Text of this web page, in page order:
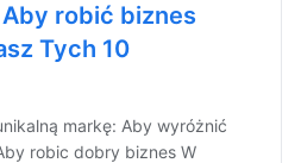
robić biznes
Tych 10
markę: Aby wyróżnić
robic dobry biznes W